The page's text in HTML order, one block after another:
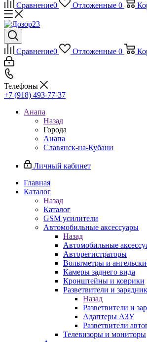
Сравнение0 Отложенные 0
Сравнение0 Отложенные 0
Телефоны
+7 (918) 493-77-37
Анапа
Назад
Города
Анапа
Славянск-на-Кубани
Личный кабинет
Главная
Каталог
Назад
Каталог
GSM усилители
Автомобильные аксессуары
Назад
Автомобильные
Авторегистраторы
Вольтметры и
Камеры заднего вида
Кронштейны и коврики
Разветвители и
Назад
Разветвители и
Адаптеры АЗУ
Разветвители
Телевизоры и мониторы